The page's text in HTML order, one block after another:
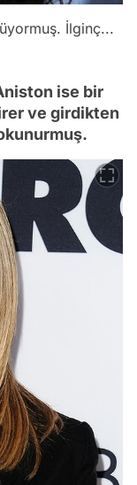
İlginç...
ise bir
ve girdikten